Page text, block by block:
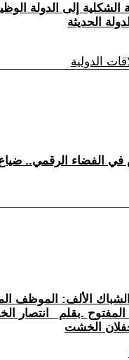
الشكلية إلى الدولة
الحديثة
الدولية
الشباك الألف: الموظف
.بقلم _انتصار
الخشت